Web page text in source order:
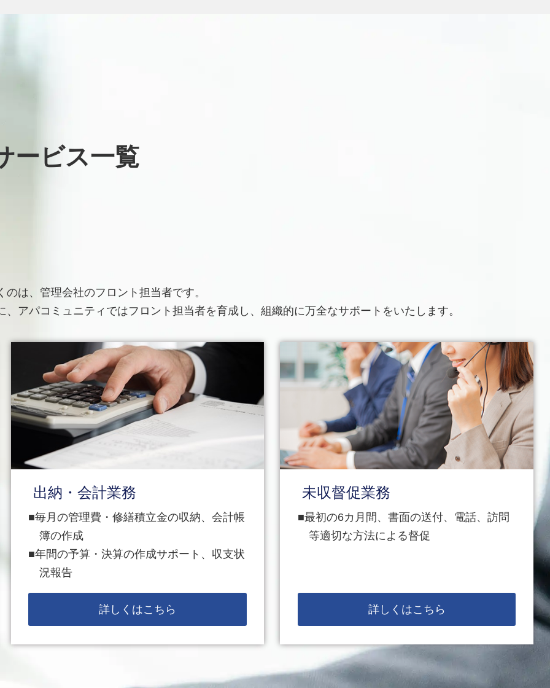
ービス一覧
は、管理会社のフロント担当者です。
アパコミュニティではフロント担当者を育成し、組織的に万全なサポートをいたします。
出納・会計業務
毎月の管理費・修繕積立金の収納、会計帳
簿の作成
年間の予算・決算の作成サポート、収支状
況報告
詳しくはこちら
未収督促業務
最初の6カ月間、書面の送付、電話、訪問
等適切な方法による督促
詳しくはこちら